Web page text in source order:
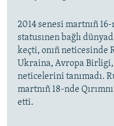
2014 senesi martnıñ
statusınen bağlı
keçti, onıñ neticesinde
Ukraina, Avropa
neticelerini tanımadı.
martnıñ 18-nde
etti.